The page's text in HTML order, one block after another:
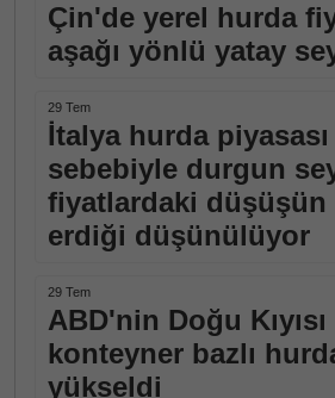
Çin'de yerel hurda
aşağı yönlü yatay
29 Tem
İtalya hurda piyasası
sebebiyle durgun
fiyatlardaki düşüşün
erdiği düşünülüyor
29 Tem
ABD'nin Doğu Kıyısı
konteyner bazlı
yükseldi